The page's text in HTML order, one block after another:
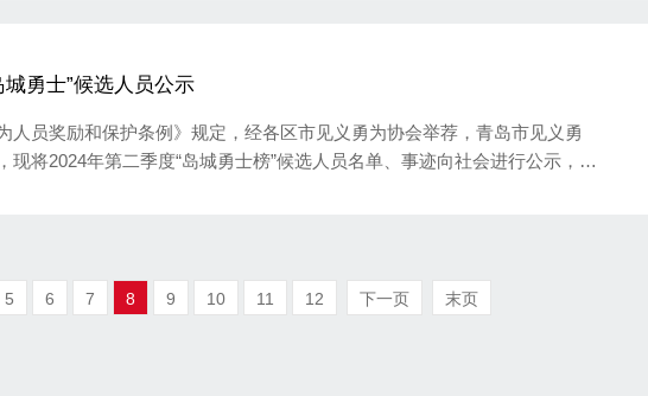
城勇士”候选人员公示
人员奖励和保护条例》规定，经各区市见义勇为协会举荐，青岛市见义勇
现将2024年第二季度“岛城勇士榜”候选人员名单、事迹向社会进行公示，接
5 6 7 8 9 10 11 12 下一页 末页